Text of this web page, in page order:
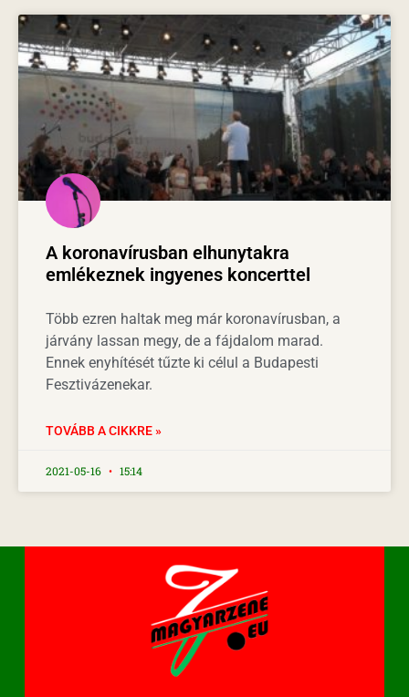
A koronavírusban elhunytakra
emlékeznek ingyenes koncerttel
Több ezren haltak meg már koronavírusban, a
járvány lassan megy, de a fájdalom marad.
Ennek enyhítését tűzte ki célul a Budapesti
Fesztivázenekar.
TOVÁBB A CIKKRE »
2021-05-16 15:14